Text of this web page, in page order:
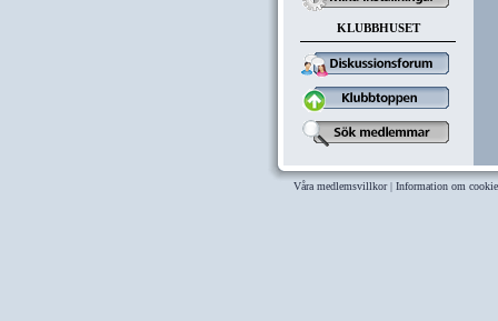
KLUBBHUSET
Våra medlemsvillkor| Information om